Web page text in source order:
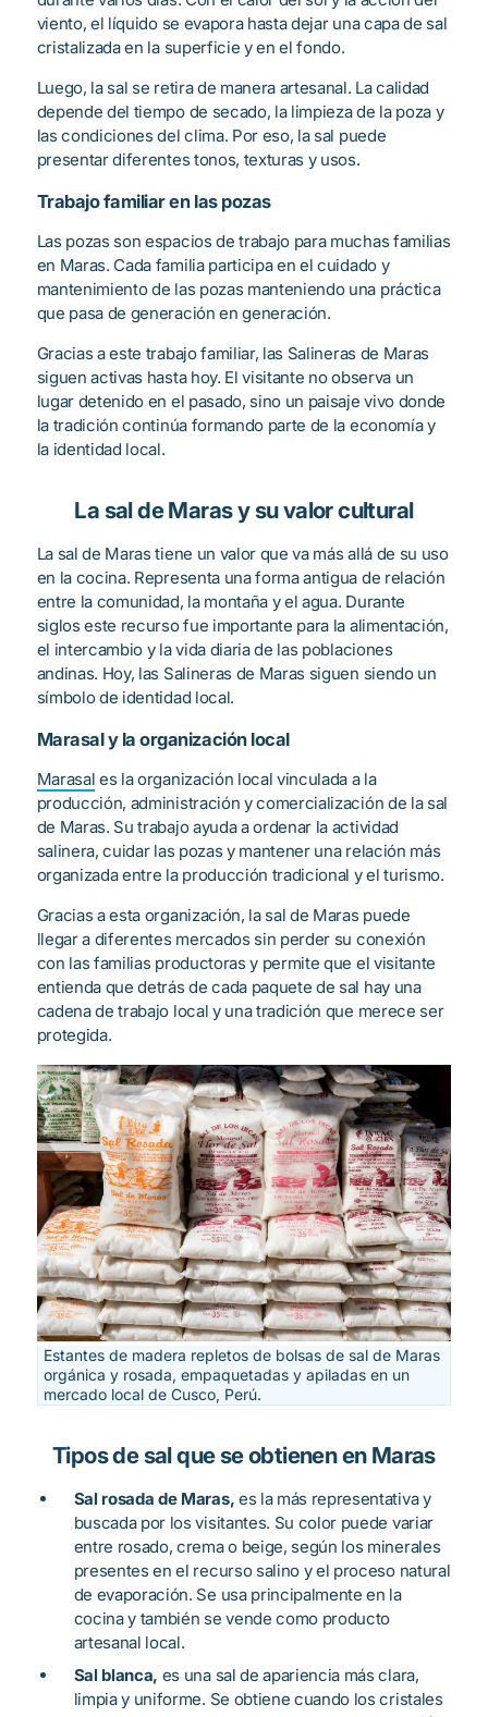
viento, el líquido se evapora hasta dejar una capa de sal
cristalizada en la superficie y en el fondo.
Luego, la sal se retira de manera artesanal. La calidad
depende del tiempo de secado, la limpieza de la poza y
las condiciones del clima. Por eso, la sal puede
presentar diferentes tonos, texturas y usos.
Trabajo familiar en las pozas
Las pozas son espacios de trabajo para muchas familias
en Maras. Cada familia participa en el cuidado y
mantenimiento de las pozas manteniendo una práctica
que pasa de generación en generación.
Gracias a este trabajo familiar, las Salineras de Maras
siguen activas hasta hoy. El visitante no observa un
lugar detenido en el pasado, sino un paisaje vivo donde
la tradición continúa formando parte de la economía y
la identidad local.
La sal de Maras y su valor cultural
La sal de Maras tiene un valor que va más allá de su uso
en la cocina. Representa una forma antigua de relación
entre la comunidad, la montaña y el agua. Durante
siglos este recurso fue importante para la alimentación,
el intercambio y la vida diaria de las poblaciones
andinas. Hoy, las Salineras de Maras siguen siendo un
símbolo de identidad local.
Marasal y la organización local
Marasal es la organización local vinculada a la
producción, administración y comercialización de la sal
de Maras. Su trabajo ayuda a ordenar la actividad
salinera, cuidar las pozas y mantener una relación más
organizada entre la producción tradicional y el turismo.
Gracias a esta organización, la sal de Maras puede
llegar a diferentes mercados sin perder su conexión
con las familias productoras y permite que el visitante
entienda que detrás de cada paquete de sal hay una
cadena de trabajo local y una tradición que merece ser
protegida.
Estantes de madera repletos de bolsas de sal de Maras
orgánica y rosada, empaquetadas y apiladas en un
mercado local de Cusco, Perú.
Tipos de sal que se obtienen en Maras
Sal rosada de Maras, es la más representativa y
buscada por los visitantes. Su color puede variar
entre rosado, crema o beige, según los minerales
presentes en el recurso salino y el proceso natural
de evaporación. Se usa principalmente en la
cocina y también se vende como producto
artesanal local.
Sal blanca, es una sal de apariencia más clara,
limpia y uniforme. Se obtiene cuando los cristales